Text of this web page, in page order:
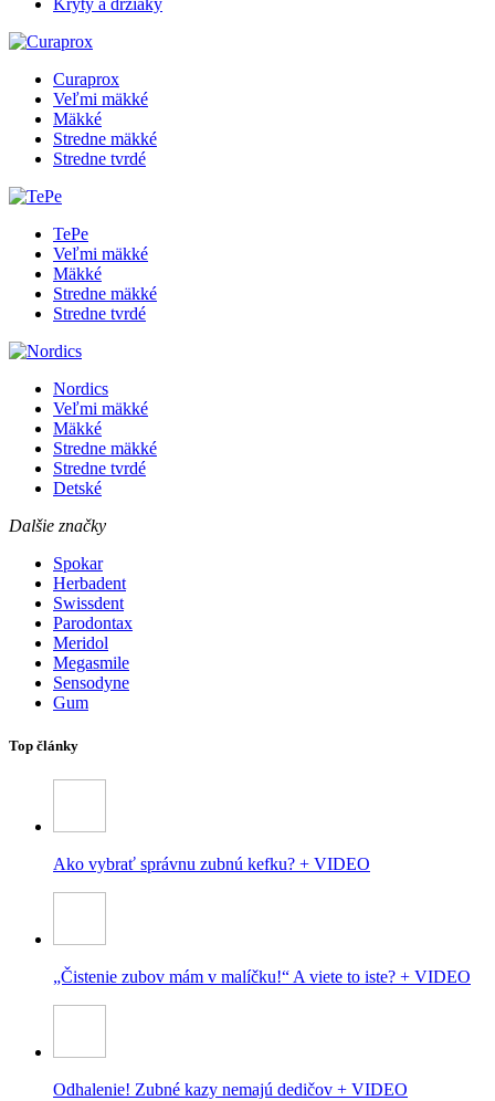
Kryty a držiaky
Curaprox
Veľmi mäkké
Mäkké
Stredne mäkké
Stredne tvrdé
TePe
Veľmi mäkké
Mäkké
Stredne mäkké
Stredne tvrdé
Nordics
Veľmi mäkké
Mäkké
Stredne mäkké
Stredne tvrdé
Detské
Dalšie značky
Spokar
Herbadent
Swissdent
Parodontax
Meridol
Megasmile
Sensodyne
Gum
Top články
Ako vybrať správnu zubnú kefku? + VIDEO
„Čistenie zubov mám v malíčku!“ A viete to iste? + VIDEO
Odhalenie! Zubné kazy nemajú dedičov + VIDEO